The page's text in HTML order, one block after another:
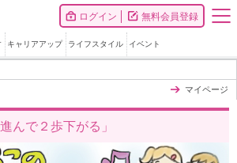
ログイン 無料会員登録
キャリアアップ ライフスタイル イベント
マイページ
んで２歩下がる」